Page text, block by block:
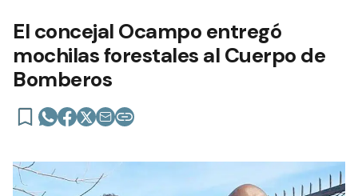
El concejal Ocampo entregó
mochilas forestales al Cuerpo de
Bomberos